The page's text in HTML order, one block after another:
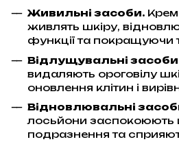
Живильні засоби.
живлять шкіру,
функції та покращуючи
Відлущувальні
видаляють ороговілу
оновлення клітин і
Відновлювальні
лосьйони заспокоюють
подразнення та